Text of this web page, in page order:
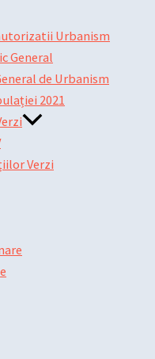
Urbanism
General
de Urbanism
2021
Verzi